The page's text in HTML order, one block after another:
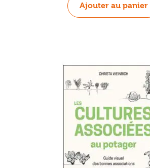
Ajouter au panier